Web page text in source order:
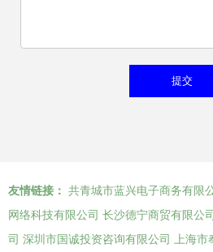
友情链接： 共青城市蓝兴电子商务有限
网络科技有限公司 长沙德宁商贸有限公司
司 深圳市国诚投资咨询有限公司 上海